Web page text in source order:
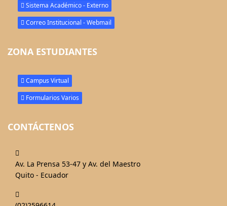
Sistema Académico - Externo
Correo Institucional - Webmail
ZONA ESTUDIANTES
Campus Virtual
Formularios Varios
CONTÁCTENOS
fa-
map-
Av. La Prensa 53-47 y Av. del Maestro
Quito - Ecuador